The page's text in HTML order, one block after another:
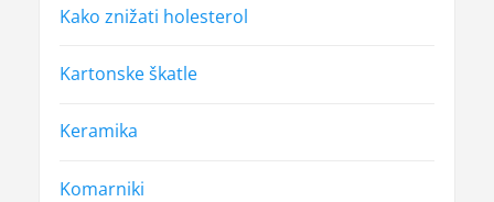
Kako znižati holesterol
Kartonske škatle
Keramika
Komarniki